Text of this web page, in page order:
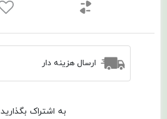
ارسال هزینه دار
به اشتراک بگذارید